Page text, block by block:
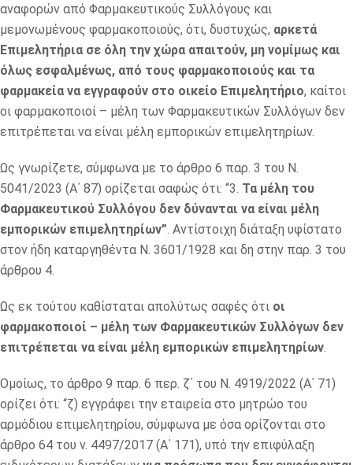
αναφορών από Φαρμακευτικούς Συλλόγους και
μεμονωμένους φαρμακοποιούς, ότι, δυστυχώς, αρκετά
Επιμελητήρια σε όλη την χώρα απαιτούν, μη νομίμως και
όλως εσφαλμένως, από τους φαρμακοποιούς και τα
φαρμακεία να εγγραφούν στο οικείο Επιμελητήριο, καίτοι
οι φαρμακοποιοί – μέλη των Φαρμακευτικών Συλλόγων δεν
επιτρέπεται να είναι μέλη εμπορικών επιμελητηρίων.
Ως γνωρίζετε, σύμφωνα με το άρθρο 6 παρ. 3 του Ν.
5041/2023 (Α΄ 87) ορίζεται σαφώς ότι: “3. Τα μέλη του
Φαρμακευτικού Συλλόγου δεν δύνανται να είναι μέλη
εμπορικών επιμελητηρίων”. Αντίστοιχη διάταξη υφίστατο
στον ήδη καταργηθέντα Ν. 3601/1928 και δη στην παρ. 3 του
άρθρου 4.
Ως εκ τούτου καθίσταται απολύτως σαφές ότι οι
φαρμακοποιοί – μέλη των Φαρμακευτικών Συλλόγων δεν
επιτρέπεται να είναι μέλη εμπορικών επιμελητηρίων.
Ομοίως, το άρθρο 9 παρ. 6 περ. ζ΄ του Ν. 4919/2022 (Α΄ 71)
ορίζει ότι: “ζ) εγγράφει την εταιρεία στο μητρώο του
αρμόδιου επιμελητηρίου, σύμφωνα με όσα ορίζονται στο
άρθρο 64 του ν. 4497/2017 (Α΄ 171), υπό την επιφύλαξη